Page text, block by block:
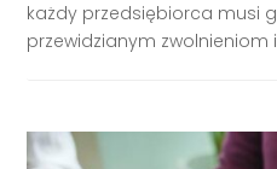
każdy przedsiębiorca musi
przewidzianym zwolnieniom